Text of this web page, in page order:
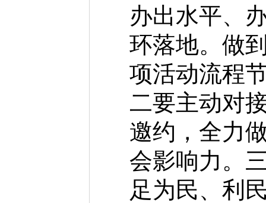
办出水平、
环落地。做
项活动流程
二要主动对
邀约，全力
会影响力。
足为民、利